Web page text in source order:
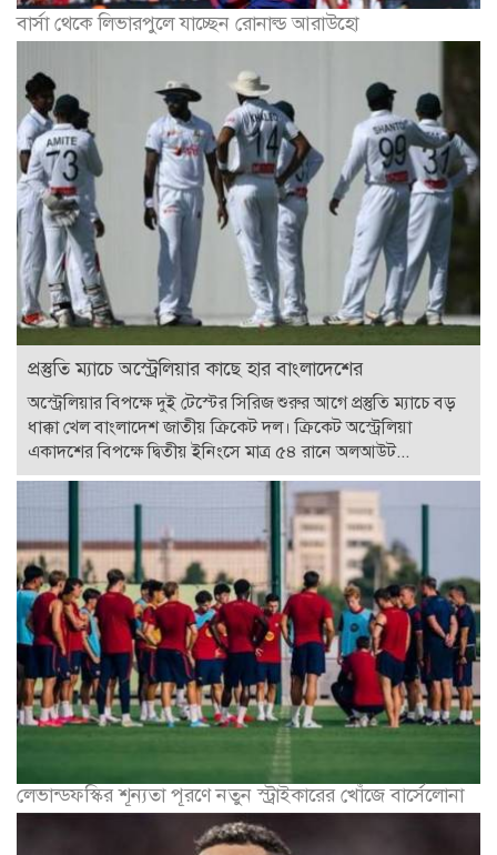
বার্সা থেকে লিভারপুলে যাচ্ছেন রোনাল্ড আরাউহো
প্রস্তুতি ম্যাচে অস্ট্রেলিয়ার কাছে হার বাংলাদেশের
অস্ট্রেলিয়ার বিপক্ষে দুই টেস্টের সিরিজ শুরুর আগে প্রস্তুতি ম্যাচে বড়
ধাক্কা খেল বাংলাদেশ জাতীয় ক্রিকেট দল। ক্রিকেট অস্ট্রেলিয়া
একাদশের বিপক্ষে দ্বিতীয় ইনিংসে মাত্র ৫৪ রানে অলআউট...
লেভান্ডফস্কির শূন্যতা পূরণে নতুন স্ট্রাইকারের খোঁজে বার্সেলোনা